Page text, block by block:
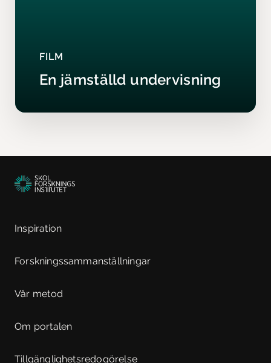
FILM
En jämställd undervisning
Inspiration
Forskningssammanställningar
Vår metod
Om portalen
Tillgänglighetsredogörelse